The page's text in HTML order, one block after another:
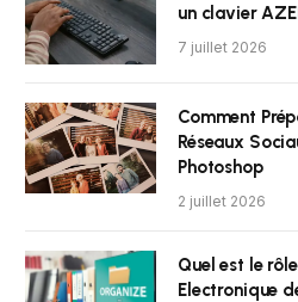
un clavier
7 juillet 2026
Comment
Réseaux
Photoshop
2 juillet 2026
Quel est le
Electronique